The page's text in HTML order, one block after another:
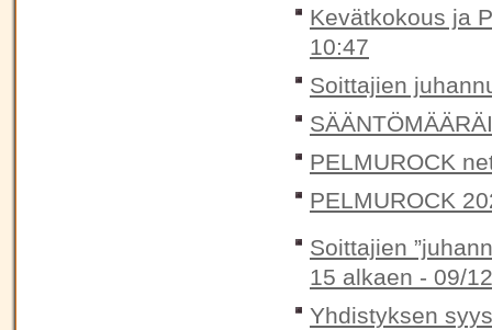
Kevätkokous ja
10:47
Soittajien
PELMUROCK
PELMUROCK
Soittajien
15 alkaen - 09/
Yhdistyksen